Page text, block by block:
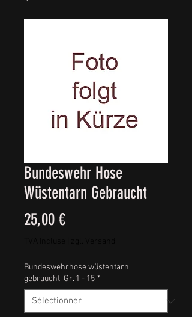
Bundeswehr Hose
Wüstentarn Gebraucht
25,00 €Prix
Bundeswehrhose wüstentarn,
gebraucht, Gr. 1 - 15 *